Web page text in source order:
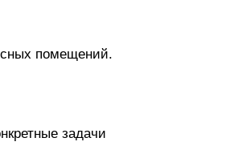
помещений.
задачи